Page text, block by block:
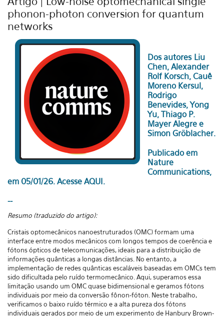
phonon-photon conversion for quantum
networks
Dos autores Liu
Chen, Alexander
Rolf Korsch, Cauê
Moreno Kersul,
Rodrigo
Benevides, Yong
Yu, Thiago P.
Mayer Alegre e
Simon Gröblacher.
Publicado em
Nature
Communications,
em 05/01/26. Acesse AQUI.
--
Resumo (traduzido do artigo):
Cristais optomecânicos nanoestruturados (OMC) formam uma
interface entre modos mecânicos com longos tempos de coerência e
fótons ópticos de telecomunicações, ideais para a distribuição de
informações quânticas a longas distâncias. No entanto, a
implementação de redes quânticas escaláveis ​​baseadas em OMCs tem
sido dificultada pelo ruído termomecânico. Aqui, superamos essa
limitação usando um OMC quase bidimensional e geramos fótons
individuais por meio da conversão fônon-fóton. Neste trabalho,
verificamos o baixo ruído térmico e a alta pureza dos fótons
individuais gerados por meio de um experimento de Hanbury Brown-